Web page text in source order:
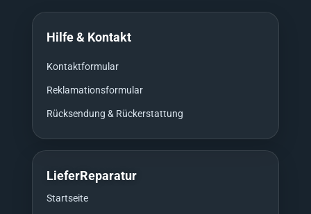
Hilfe & Kontakt
Kontaktformular
Reklamationsformular
Rücksendung & Rückerstattung
LieferReparatur
Startseite